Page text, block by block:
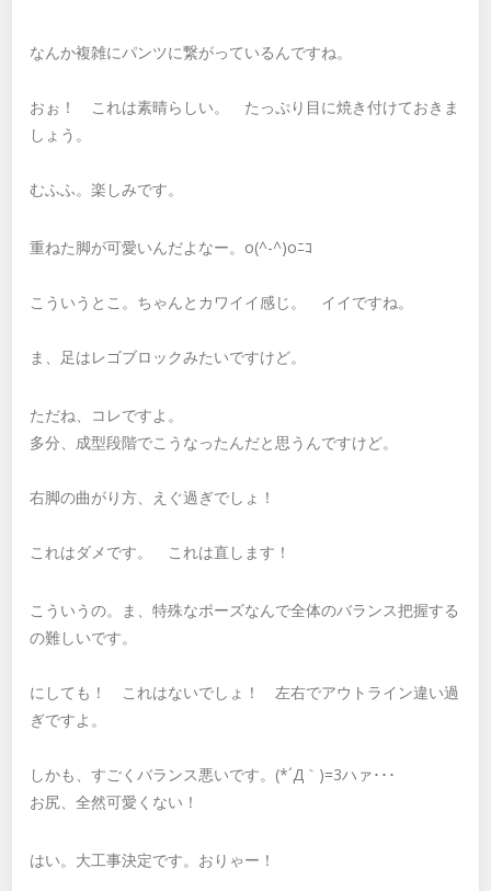
なんか複雑にパンツに繋がっているんですね。
おぉ！ これは素晴らしい。 たっぷり目に焼き付けておきま
しょう。
むふふ。楽しみです。
重ねた脚が可愛いんだよなー。o(^-^)oﾆｺ
こういうとこ。ちゃんとカワイイ感じ。 イイですね。
ま、足はレゴブロックみたいですけど。
ただね、コレですよ。
多分、成型段階でこうなったんだと思うんですけど。
右脚の曲がり方、えぐ過ぎでしょ！
これはダメです。 これは直します！
こういうの。ま、特殊なポーズなんで全体のバランス把握する
の難しいです。
にしても！ これはないでしょ！ 左右でアウトライン違い過
ぎですよ。
しかも、すごくバランス悪いです。(*´Д｀)=3ハァ･･･
お尻、全然可愛くない！
はい。大工事決定です。おりゃー！